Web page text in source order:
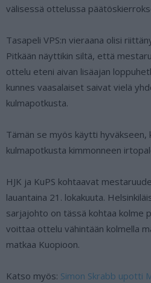
välisessä ottelussa
Tasapeli VPS:n vieraana olisi
Pitkään näyttikin siltä, että
ottelu eteni aivan lisäajan
kunnes vaasalaiset saivat vielä
kulmapotkusta.
Tämän se myös käytti hyväkseen,
kulmapotkusta kimmonneen
HJK ja KuPS kohtaavat
lauantaina 21. lokakuuta.
sarjajohto on tässä kohtaa kolme
voittaa ottelu vähintään kolmella
matkaa Kuopioon.
Katso myös: Simon Skrabb upotti